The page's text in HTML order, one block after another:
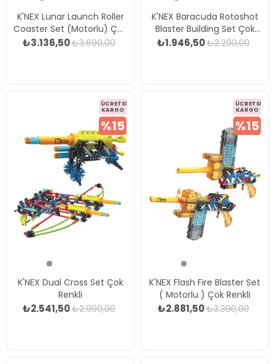
K'NEX Lunar Launch Roller
Coaster Set (Motorlu) Çok
Renkli
₺3.136,50₺3.690,00
K'NEX Baracuda Rotoshot
Blaster Building Set Çok
Renkli
₺1.946,50₺2.290,00
K'NEX Dual Cross Set Çok
Renkli
₺2.541,50₺2.990,00
ÜCRETSIZ
KARGO
%15
K'NEX Flash Fire Blaster Set
( Motorlu ) Çok Renkli
₺2.881,50₺3.390,00
ÜCRETSIZ
KARGO
%15